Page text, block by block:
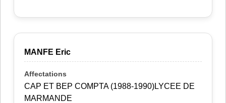
MANFE Eric
CAP ET BEP COMPTA (1988-1990)LYCEE DE
MARMANDE